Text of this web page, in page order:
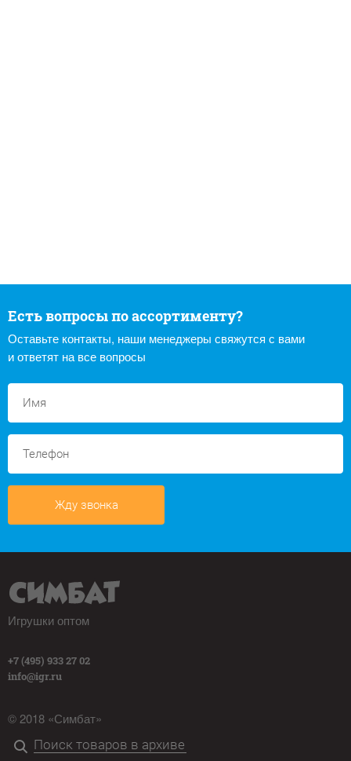
Есть вопросы по ассортименту?
Оставьте контакты, наши менеджеры свяжутся с вами
и ответят на все вопросы
Жду звонка
Игрушки оптом
+7 (495) 933 27 02
info@igr.ru
© 2018 «Симбат»